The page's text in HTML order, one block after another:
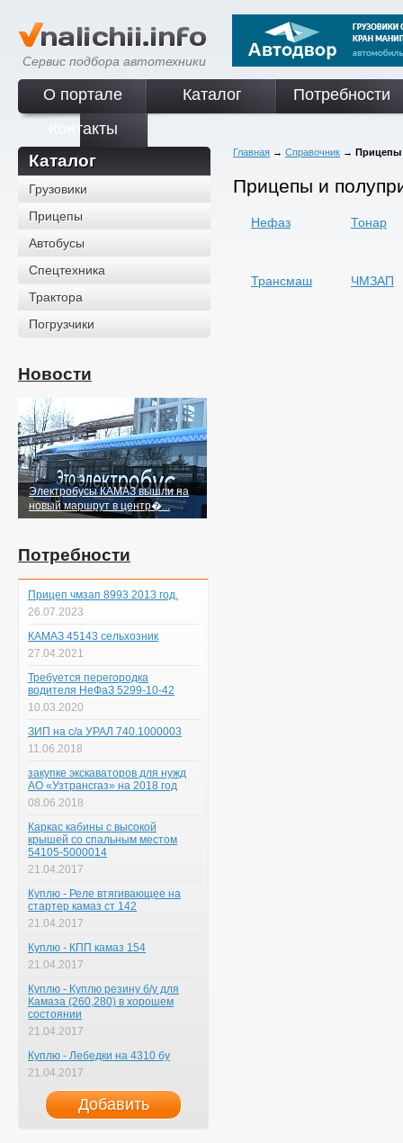
Сервис подбора автотехники
О портале Каталог
Потребности
Контакты
Каталог
Грузовики
Прицепы
Автобусы
Спецтехника
Трактора
Погрузчики
Новости
Электробусы КАМАЗ вышли на
новый маршрут в центр�...
Потребности
Прицеп чмзап 8993 2013 год.
26.07.2023
КАМАЗ 45143 сельхозник
27.04.2021
Требуется перегородка
водителя НеФаЗ 5299-10-42
10.03.2020
ЗИП на с/а УРАЛ 740.1000003
11.06.2018
закупке экскаваторов для нужд
АО «Узтрансгаз» на 2018 год
08.06.2018
Каркас кабины с высокой
крышей со спальным местом
54105-5000014
21.04.2017
Куплю - Реле втягивающее на
стартер камаз ст 142
21.04.2017
Куплю - КПП камаз 154
21.04.2017
Куплю - Куплю резину б/у для
Камаза (260,280) в хорошем
состоянии
21.04.2017
Куплю - Лебедки на 4310 бу
21.04.2017
Добавить
Главная → Справочник → Прицепы
Прицепы и
Нефаз Тонар
Трансмаш ЧМЗАП